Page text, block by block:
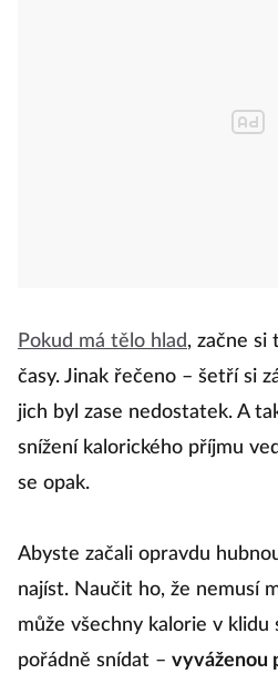
Pokud má tělo hlad, začne si
časy. Jinak řečeno – šetří si
jich byl zase nedostatek. A
snížení kalorického příjmu
se opak.
Abyste začali opravdu
najíst. Naučit ho, že nemusí
může všechny kalorie v klidu
pořádně snídat – vyváženou